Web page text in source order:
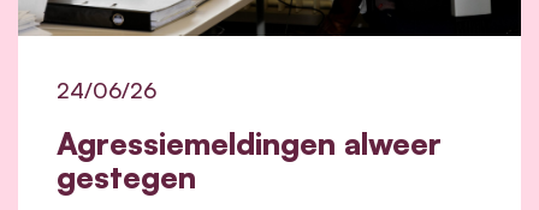
Agressiemeldingen alweer
gestegen
24/06/26